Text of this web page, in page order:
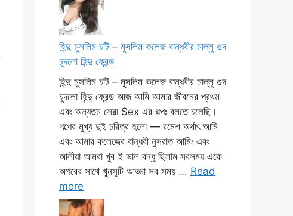
হিন্দু মুসলিম চটি – মুসলিম কলেজ বান্ধবীর মাল্লু গুদ
চুদলো হিন্দু ফ্রেন্ড
হিন্দু মুসলিম চটি – মুসলিম কলেজ বান্ধবীর মাল্লু গুদ
চুদলো হিন্দু ফ্রেন্ড আজ আমি আমার জীবনের প্রথম
এবং অন্যতম সেরা Sex এর গল্পঃ বলতে চলেছি।
গল্পের মুখ্য দুই চরিত্র হলো — রমেশ অর্থাৎ আমি
এবং আমার কলেজের বান্ধবী নুসরাত আমিঃ এবং
আলীয়া আমরা খুব ই ভাল বন্ধু ছিলাম সবসময় একে
অপরের সাথে খুনসুটি আড্ডা সব সময় ... Read
more